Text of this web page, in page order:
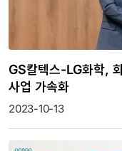
GS칼텍스-LG화학,
사업 가속화
2023-10-13